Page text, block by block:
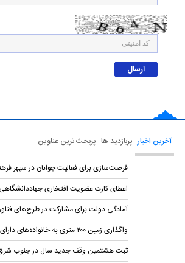
آخرین اخبار پربازدید ها پربحث ترین عناوین
فرصت‌سازی برای فعالیت جوانان در سپهر
اعطای کارت عضویت افتخاری
آمادگی دولت برای مشارکت در طرح‌های
واگذاری زمین ۲۰۰ متری به خانواده‌های دارای سه فرزند و بیشتر
ثبت هشتمین وقف جدید سال در جنوب شرق